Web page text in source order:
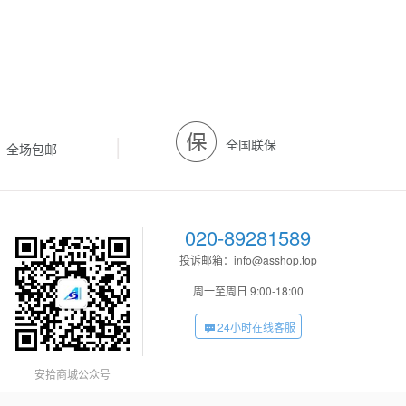
全场包邮 | 全国联保
安拾商城公众号
020-89281589
投诉邮箱：info@asshop.top
周一至周日 9:00-18:00
24小时在线客服